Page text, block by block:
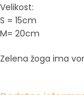
Velikost:
S = 15cm
M= 20cm
Zelena žoga ima